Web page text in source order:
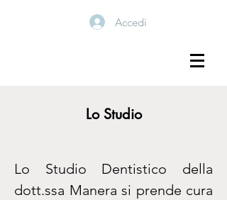
Accedi
Lo Studio
Lo Studio Dentistico della
dott.ssa Manera si prende cura